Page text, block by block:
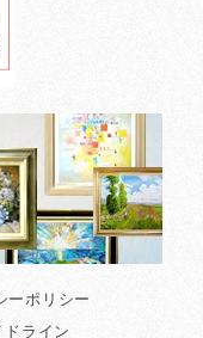
ーポリシー
ライン